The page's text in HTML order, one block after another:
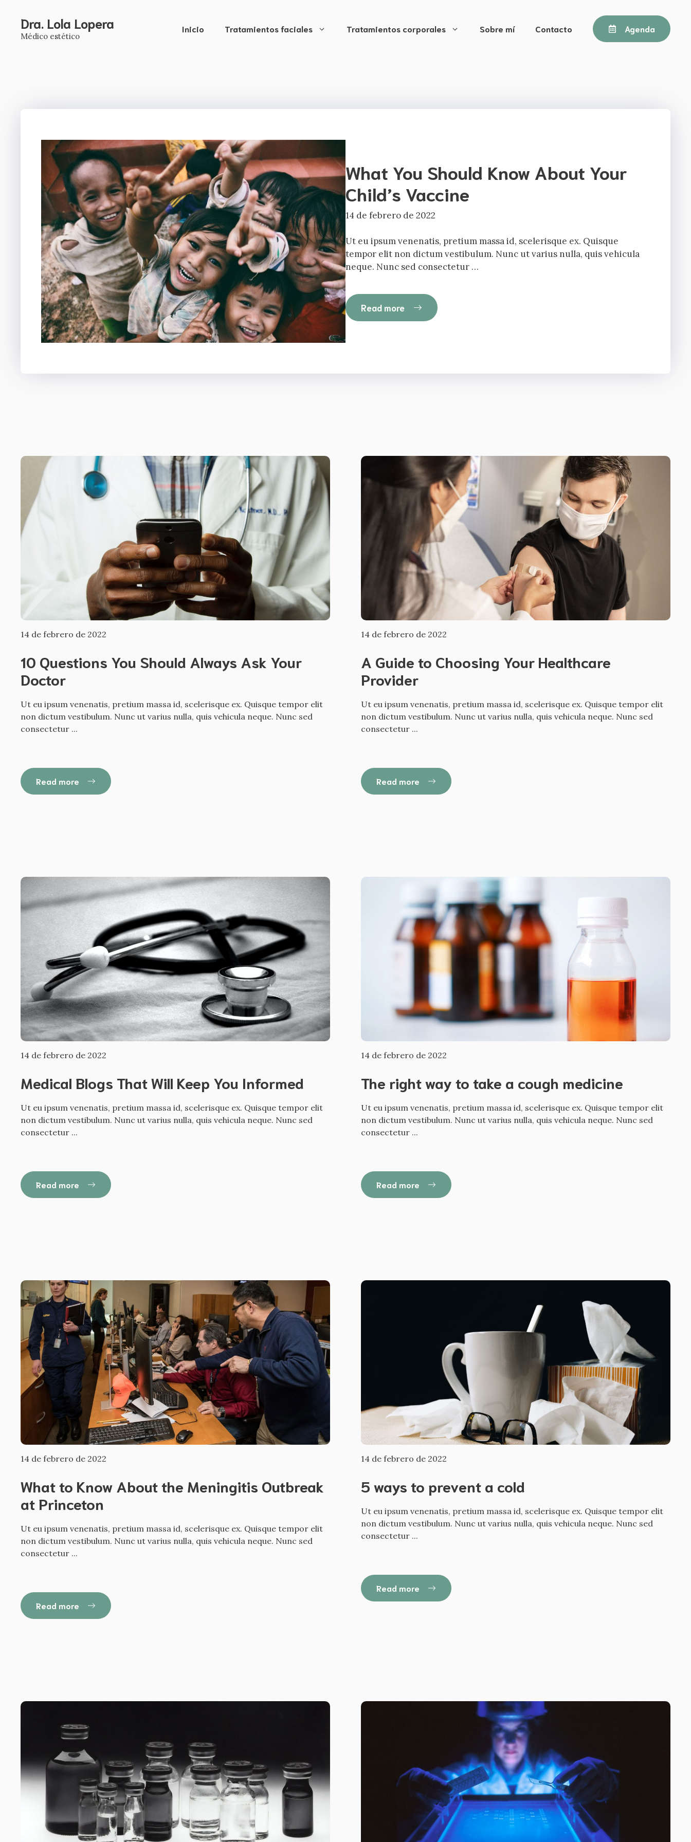
contenidoDra. Lola Lopera
Médico estético
Inicio Tratamientos faciales Tratamientos corporales Sobre mí Contacto Agenda
What You Should Know About Your
Child’s Vaccine
14 de febrero de 2022
Ut eu ipsum venenatis, pretium massa id, scelerisque ex. Quisque
tempor elit non dictum vestibulum. Nunc ut varius nulla, quis vehicula
neque. Nunc sed consectetur …
Read more
14 de febrero de 2022
10 Questions You Should Always Ask Your
Doctor
Ut eu ipsum venenatis, pretium massa id, scelerisque ex. Quisque tempor elit
non dictum vestibulum. Nunc ut varius nulla, quis vehicula neque. Nunc sed
consectetur ...
Read more
14 de febrero de 2022
A Guide to Choosing Your Healthcare
Provider
Ut eu ipsum venenatis, pretium massa id, scelerisque ex. Quisque tempor elit
non dictum vestibulum. Nunc ut varius nulla, quis vehicula neque. Nunc sed
consectetur ...
Read more
14 de febrero de 2022
Medical Blogs That Will Keep You Informed
Ut eu ipsum venenatis, pretium massa id, scelerisque ex. Quisque tempor elit
non dictum vestibulum. Nunc ut varius nulla, quis vehicula neque. Nunc sed
consectetur ...
Read more
14 de febrero de 2022
The right way to take a cough medicine
Ut eu ipsum venenatis, pretium massa id, scelerisque ex. Quisque tempor elit
non dictum vestibulum. Nunc ut varius nulla, quis vehicula neque. Nunc sed
consectetur ...
Read more
14 de febrero de 2022
What to Know About the Meningitis Outbreak
at Princeton
Ut eu ipsum venenatis, pretium massa id, scelerisque ex. Quisque tempor elit
non dictum vestibulum. Nunc ut varius nulla, quis vehicula neque. Nunc sed
consectetur ...
Read more
14 de febrero de 2022
5 ways to prevent a cold
Ut eu ipsum venenatis, pretium massa id, scelerisque ex. Quisque tempor elit
non dictum vestibulum. Nunc ut varius nulla, quis vehicula neque. Nunc sed
consectetur ...
Read more